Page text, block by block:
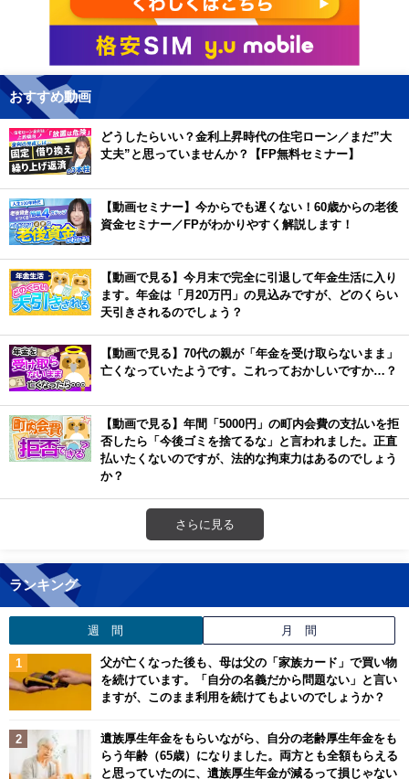
おすすめ動画
どうしたらいい？金利上昇時代の住宅ローン／まだ”大
丈夫”と思っていませんか？【FP無料セミナー】
【動画セミナー】今からでも遅くない！60歳からの老後
資金セミナー／FPがわかりやすく解説します！
【動画で見る】今月末で完全に引退して年金生活に入り
ます。年金は「月20万円」の見込みですが、どのくらい
天引きされるのでしょう？
【動画で見る】70代の親が「年金を受け取らないまま」
亡くなっていたようです。これっておかしいですか…？
【動画で見る】年間「5000円」の町内会費の支払いを拒
否したら「今後ゴミを捨てるな」と言われました。正直
払いたくないのですが、法的な拘束力はあるのでしょう
か？
さらに見る
ランキング
週 間 月 間
父が亡くなった後も、母は父の「家族カード」で買い物
を続けています。「自分の名義だから問題ない」と言い
ますが、このまま利用を続けてもよいのでしょうか？
遺族厚生年金をもらいながら、自分の老齢厚生年金をも
らう年齢（65歳）になりました。両方とも全額もらえる
と思っていたのに、遺族厚生年金が減るって損じゃない